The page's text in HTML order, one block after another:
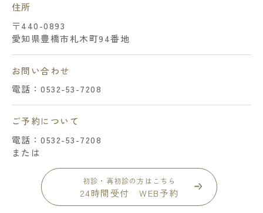
住所
〒440-0893
愛知県豊橋市札木町94番地
お問い合わせ
電話：0532-53-7208
ご予約について
電話：0532-53-7208
または
初診・再初診の方はこちら
24時間受付 WEB予約